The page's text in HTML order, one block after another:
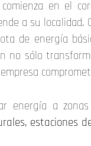
en el
a su localidad,
de energía
no sólo
energía a
estaciones